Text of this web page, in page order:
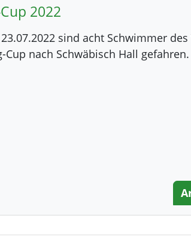
2022
sind acht Schwimmer des
Cup nach Schwäbisch Hall